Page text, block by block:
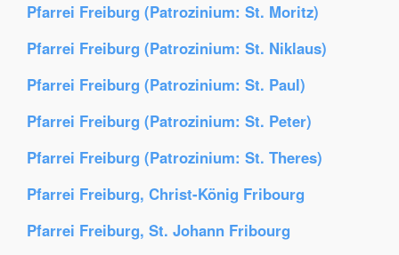
Pfarrei Freiburg (Patrozinium: St. Moritz)
Pfarrei Freiburg (Patrozinium: St. Niklaus)
Pfarrei Freiburg (Patrozinium: St. Paul)
Pfarrei Freiburg (Patrozinium: St. Peter)
Pfarrei Freiburg (Patrozinium: St. Theres)
Pfarrei Freiburg, Christ-König Fribourg
Pfarrei Freiburg, St. Johann Fribourg